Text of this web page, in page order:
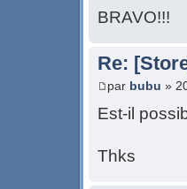
BRAVO!!!
Re:
par bubu »
Est-il
Thks